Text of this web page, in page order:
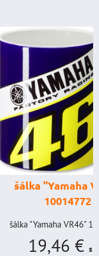
digitálnym
power banka,
prúd 4000
GENIUS
GB150
štartovací box s